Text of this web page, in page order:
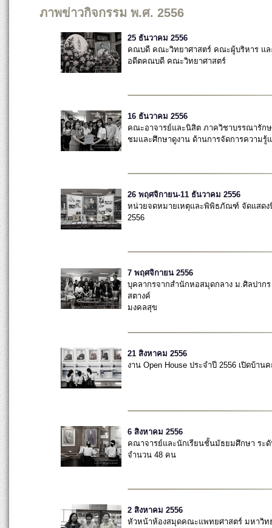
ภาพข่าวกิจกรรม พ.ศ. 2556
25 ธันวาคม 2556
คณบดี คณะวิทยาศาสตร์ คณะผู้บริหาร แล
อดีตคณบดี คณะวิทยาศาสตร์
16 ธันวาคม 2556
คณะอาจารย์และนิสิต ภาควิชาบรรณารัก
ชมและศึกษาดูงาน ด้านการจัดการความรู้
26 พฤศจิกายน-11 ธันวาคม 2556
หน่วยจดหมายเหตุและพิพิธภัณฑ์ จัดแสดงนิ
2556
7 พฤศจิกายน 2556
บุคลากรจากสำนักหอสมุดกลาง ม.ศิลปาก
สตางค์
มงคลสุข
21 สิงหาคม 2556
งาน Open House ประจำปี 2556 เปิดบ้
6 สิงหาคม 2556
คณาจารย์และนักเรียนชั้นมัธยมศึกษา ระ
จำนวน 48 คน
2 สิงหาคม 2556
หัวหน้าห้องสมุดคณะแพทยศาสตร์ มหาวิ